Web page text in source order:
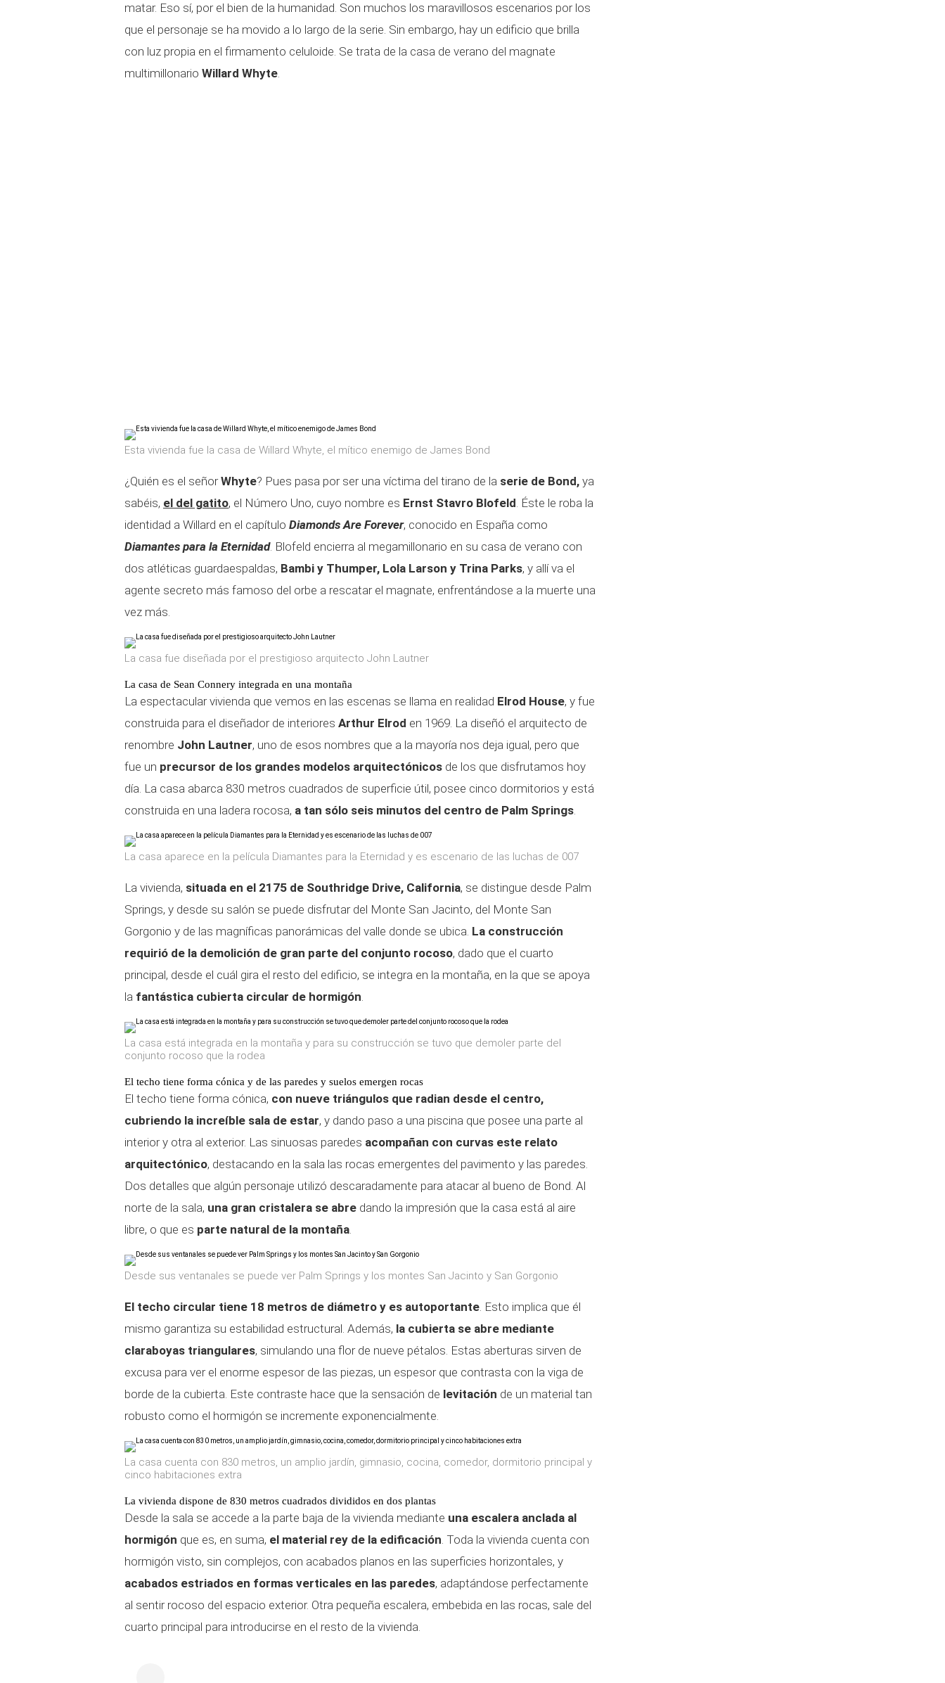
matar. Eso sí, por el bien de la humanidad. Son muchos los maravillosos escenarios por los
que el personaje se ha movido a lo largo de la serie. Sin embargo, hay un edificio que brilla
con luz propia en el firmamento celuloide. Se trata de la casa de verano del magnate
multimillonario Willard Whyte.
Esta vivienda fue la casa de Willard Whyte, el mítico enemigo de James Bond
¿Quién es el señorWhyte? Pues pasa por ser una víctima del tirano de la serie de Bond, ya
sabéis, el del gatito, el Número Uno, cuyo nombre es Ernst Stavro Blofeld. Éste le roba la
identidad a Willard en el capítulo Diamonds Are Forever, conocido en España como
Diamantes para la Eternidad. Blofeld encierra al megamillonario en su casa de verano con
dos atléticas guardaespaldas, Bambi y Thumper, Lola Larson y Trina Parks, y allí va el
agente secreto más famoso del orbe a rescatar el magnate, enfrentándose a la muerte una
vez más.
La casa fue diseñada por el prestigioso arquitecto John Lautner
La casa de Sean Connery integrada en una montaña
La espectacular vivienda que vemos en las escenas se llama en realidad Elrod House, y fue
construida para el diseñador de interiores Arthur Elrod en 1969. La diseñó el arquitecto de
renombre John Lautner, uno de esos nombres que a la mayoría nos deja igual, pero que
fue un precursor de los grandes modelos arquitectónicos de los que disfrutamos hoy
día. La casa abarca 830 metros cuadrados de superficie útil, posee cinco dormitorios y está
construida en una ladera rocosa, a tan sólo seis minutos del centro de Palm Springs.
La casa aparece en la película Diamantes para la Eternidad y es escenario de las luchas de 007
La vivienda, situada en el 2175 de Southridge Drive, California, se distingue desde Palm
Springs, y desde su salón se puede disfrutar del Monte San Jacinto, del Monte San
Gorgonio y de las magníficas panorámicas del valle donde se ubica. La construcción
requirió de la demolición de gran parte del conjunto rocoso, dado que el cuarto
principal, desde el cuál gira el resto del edificio, se integra en la montaña, en la que se apoya
la fantástica cubierta circular de hormigón.
La casa está integrada en la montaña y para su construcción se tuvo que demoler parte del
conjunto rocoso que la rodea
El techo tiene forma cónica y de las paredes y suelos emergen rocas
El techo tiene forma cónica, con nueve triángulos que radian desde el centro,
cubriendo la increíble sala de estar, y dando paso a una piscina que posee una parte al
interior y otra al exterior. Las sinuosas paredes acompañan con curvas este relato
arquitectónico, destacando en la sala las rocas emergentes del pavimento y las paredes.
Dos detalles que algún personaje utilizó descaradamente para atacar al bueno de Bond. Al
norte de la sala, una gran cristalera se abre dando la impresión que la casa está al aire
libre, o que es parte natural de la montaña.
Desde sus ventanales se puede ver Palm Springs y los montes San Jacinto y San Gorgonio
El techo circular tiene 18 metros de diámetro y es autoportante. Esto implica que él
mismo garantiza su estabilidad estructural. Además, la cubierta se abre mediante
claraboyas triangulares, simulando una flor de nueve pétalos. Estas aberturas sirven de
excusa para ver el enorme espesor de las piezas, un espesor que contrasta con la viga de
borde de la cubierta. Este contraste hace que la sensación de levitación de un material tan
robusto como el hormigón se incremente exponencialmente.
La casa cuenta con 830 metros, un amplio jardín, gimnasio, cocina, comedor, dormitorio principal y
cinco habitaciones extra
La vivienda dispone de 830 metros cuadrados divididos en dos plantas
Desde la sala se accede a la parte baja de la vivienda mediante una escalera anclada al
hormigón que es, en suma, el material rey de la edificación. Toda la vivienda cuenta con
hormigón visto, sin complejos, con acabados planos en las superficies horizontales, y
acabados estriados en formas verticales en las paredes, adaptándose perfectamente
al sentir rocoso del espacio exterior. Otra pequeña escalera, embebida en las rocas, sale del
cuarto principal para introducirse en el resto de la vivienda.